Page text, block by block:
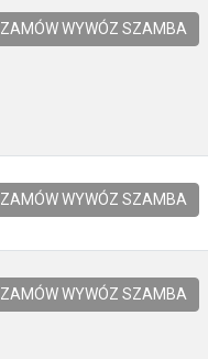
ZAMÓW WYWÓZ SZAMBA
ZAMÓW WYWÓZ SZAMBA
ZAMÓW WYWÓZ SZAMBA